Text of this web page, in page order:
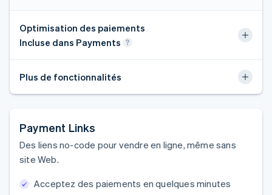
Optimisation des paiements
Incluse dans Payments
Plus de fonctionnalités
Payment Links
Des liens no-code pour vendre en ligne, même sans
site Web.
Acceptez des paiements en quelques minutes